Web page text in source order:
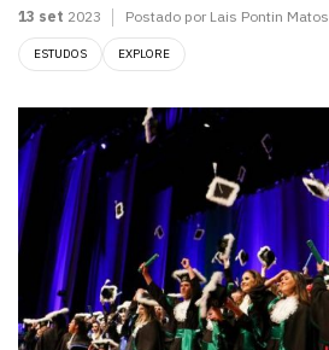
13 set 2023 Postado por Lais Pontin Matos
ESTUDOS EXPLORE